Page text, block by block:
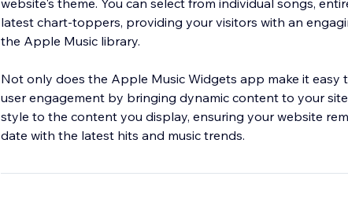
website's theme. You can select from individual songs,
latest chart-toppers, providing your visitors with an
the Apple Music library.
Not only does the Apple Music Widgets app make it easy
user engagement by bringing dynamic content to your
style to the content you display, ensuring your website
date with the latest hits and music trends.